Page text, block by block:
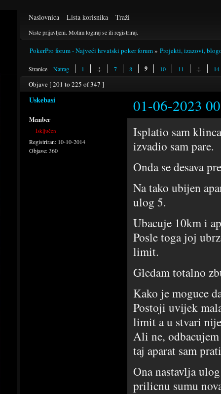
Naslovnica Lista korisnika Traži
Niste prijavljeni. Molim logiraj se ili registriraj.
PokerPro forum - Najveći hrvatski poker forum» Projekti, izazovi,
Stranice Natrag 1 -¦- 7 8 9 10 11 -¦- 14
Objave [ 201 to 225 of 347 ]
Uskebasi 01-06-2023
Member
Isključen
Registriran: 10-10-2014
Objave:360
Isplatio sam
izvadio sam pare.
Onda se desava
Na tako ubijen
ulog 5.
Ubacuje 10km i
Posle toga joj
limit.
Gledam totalno
Kako je moguce
Postoji uvijek
limit a u stvari
Ali ne,
taj aparat sam
Ona nastavlja
prilicnu sumu